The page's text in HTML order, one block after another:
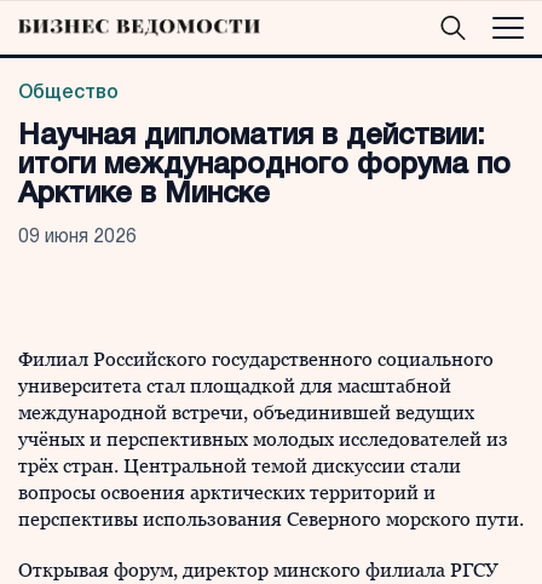
Общество
Научная дипломатия в действии:
итоги международного форума по
Арктике в Минске
09 июня 2026
Филиал Российского государственного социального
университета стал площадкой для масштабной
международной встречи, объединившей ведущих
учёных и перспективных молодых исследователей из
трёх стран. Центральной темой дискуссии стали
вопросы освоения арктических территорий и
перспективы использования Северного морского пути.
Открывая форум, директор минского филиала РГСУ